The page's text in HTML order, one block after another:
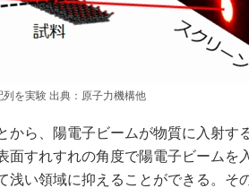
を実験 出典：原子力機構他
ら、陽電子ビームが物質に入射す
面すれすれの角度で陽電子ビームを
浅い領域に抑えることができる。そ